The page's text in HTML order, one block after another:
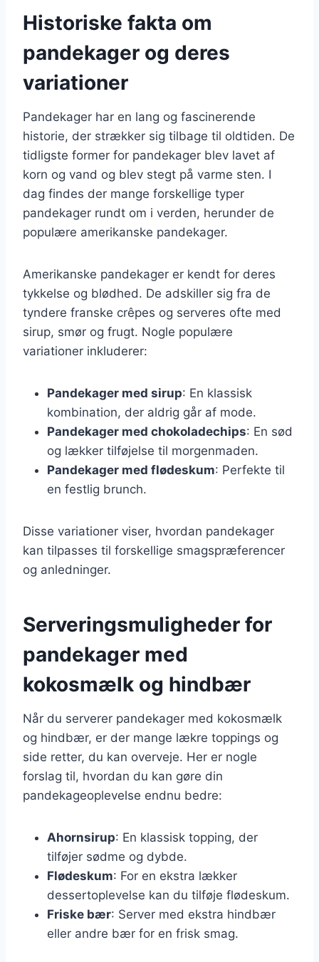
Historiske fakta om
pandekager og deres
variationer
Pandekager har en lang og fascinerende
historie, der strækker sig tilbage til oldtiden. De
tidligste former for pandekager blev lavet af
korn og vand og blev stegt på varme sten. I
dag findes der mange forskellige typer
pandekager rundt om i verden, herunder de
populære amerikanske pandekager.
Amerikanske pandekager er kendt for deres
tykkelse og blødhed. De adskiller sig fra de
tyndere franske crêpes og serveres ofte med
sirup, smør og frugt. Nogle populære
variationer inkluderer:
Pandekager med sirup: En klassisk
kombination, der aldrig går af mode.
Pandekager med chokoladechips: En sød
og lækker tilføjelse til morgenmaden.
Pandekager med flødeskum: Perfekte til
en festlig brunch.
Disse variationer viser, hvordan pandekager
kan tilpasses til forskellige smagspræferencer
og anledninger.
Serveringsmuligheder for
pandekager med
kokosmælk og hindbær
Når du serverer pandekager med kokosmælk
og hindbær, er der mange lækre toppings og
side retter, du kan overveje. Her er nogle
forslag til, hvordan du kan gøre din
pandekageoplevelse endnu bedre:
Ahornsirup: En klassisk topping, der
tilføjer sødme og dybde.
Flødeskum: For en ekstra lækker
dessertoplevelse kan du tilføje flødeskum.
Friske bær: Server med ekstra hindbær
eller andre bær for en frisk smag.